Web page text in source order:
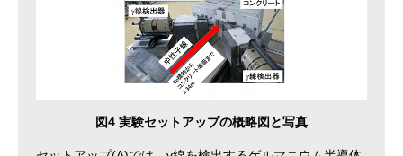
図4 実験セットアップの概略図と写真